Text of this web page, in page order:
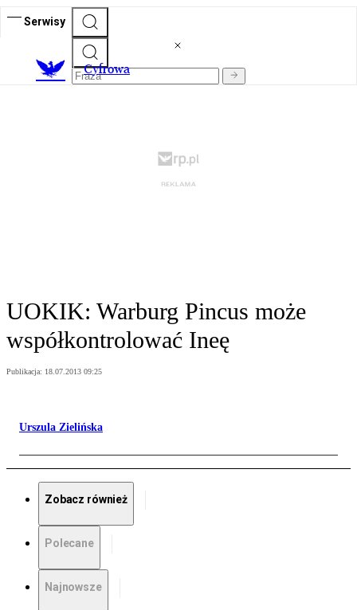
Serwisy
Cyfrowa
UOKIK: Warburg Pincus może
współkontrolować Ineę
Publikacja: 18.07.2013 09:25
Urszula Zielińska
Zobacz również
Polecane
Najnowsze